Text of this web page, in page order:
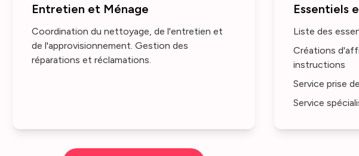
Entretien et Ménage
Coordination du nettoyage, de l'entretien et
de l'approvisionnement. Gestion des
réparations et réclamations.
Essentiels
Liste des
Créations
instructions
Service prise
Service